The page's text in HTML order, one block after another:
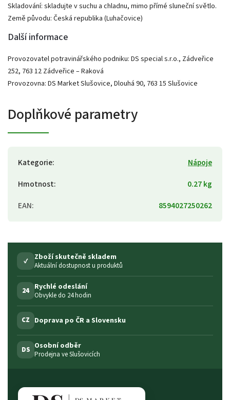
Skladování: skladujte v suchu a chladnu, mimo přímé sluneční světlo.
Země původu: Česká republika (Luhačovice)
Další informace
Provozovatel potravinářského podniku: DS special s.r.o., Zádveřice
252, 763 12 Zádveřice – Raková
Provozovna: DS Market Slušovice, Dlouhá 90, 763 15 Slušovice
Doplňkové parametry
Kategorie:
Nápoje
Hmotnost:
0.27 kg
EAN: 8594027250262
✓ Zboží skutečně skladem
Aktuální dostupnost u produktů
24 Rychlé odeslání
Obvykle do 24 hodin
CZ Doprava po ČR a Slovensku
DS Osobní odběr
Prodejna ve Slušovicích